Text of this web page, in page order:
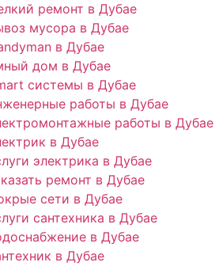
ремонт в Дубае
мусора в Дубае
в Дубае
дом в Дубае
системы в Дубае
работы в Дубае
работы в Дубае
в Дубае
электрика в Дубае
ремонт в Дубае
сети в Дубае
сантехника в Дубае
в Дубае
в Дубае